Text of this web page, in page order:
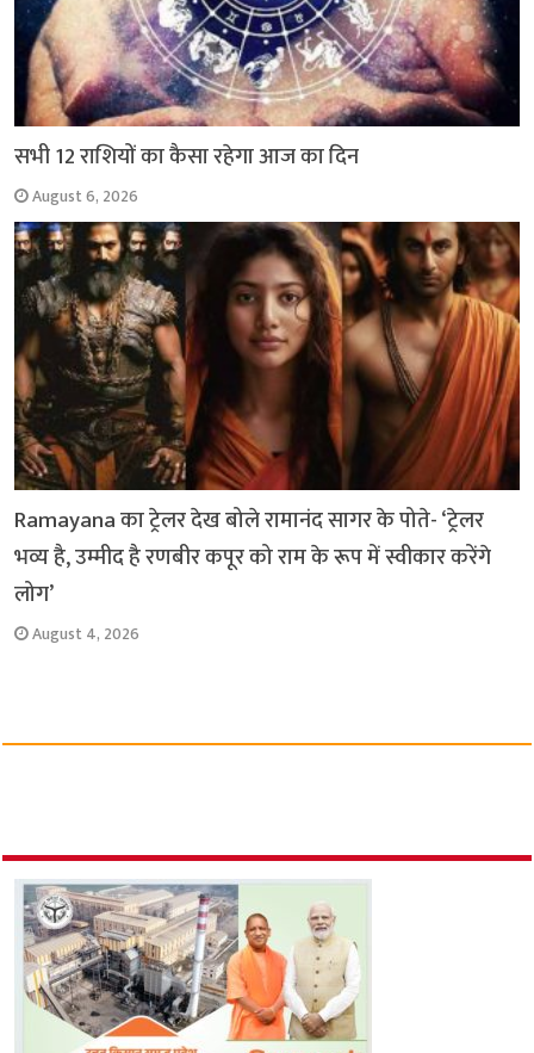
सभी 12 राशियों का कैसा रहेगा आज का दिन
August 6, 2026
Ramayana का ट्रेलर देख बोले रामानंद सागर के पोते- ‘ट्रेलर
भव्य है, उम्मीद है रणबीर कपूर को राम के रूप में स्वीकार करेंगे
लोग’
August 4, 2026